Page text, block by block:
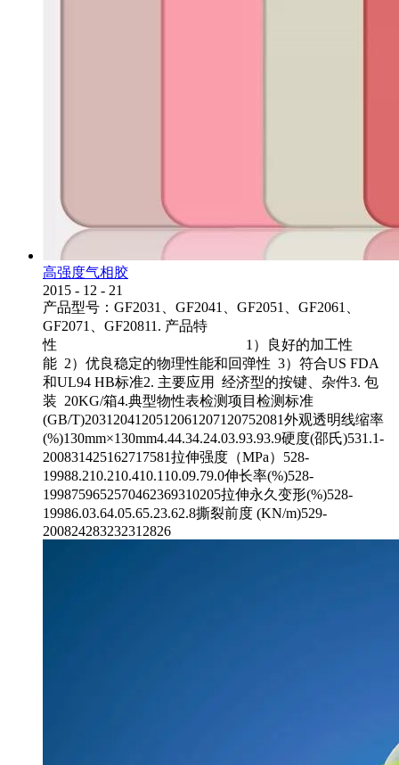
高强度气相胶
2015 - 12 - 21
产品型号：GF2031、GF2041、GF2051、GF2061、
GF2071、GF20811. 产品特
性 1）良好的加工性
能 2）优良稳定的物理性能和回弹性 3）符合US FDA
和UL94 HB标准2. 主要应用 经济型的按键、杂件3. 包
装 20KG/箱4.典型物性表检测项目检测标准
(GB/T)2031204120512061207120752081外观透明线缩率
(%)130mm×130mm4.44.34.24.03.93.93.9硬度(邵氏)531.1-
200831425162717581拉伸强度（MPa）528-
19988.210.210.410.110.09.79.0伸长率(%)528-
1998759652570462369310205拉伸永久变形(%)528-
19986.03.64.05.65.23.62.8撕裂前度 (KN/m)529-
200824283232312826